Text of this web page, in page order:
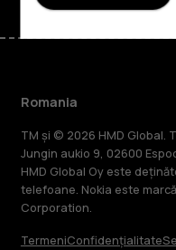
Romania
TM și © 2026 HMD Global.
Jungin aukio 9, 02600
HMD Global Oy este
telefoane. Nokia este
Corporation.
TermeniConfidențialitate